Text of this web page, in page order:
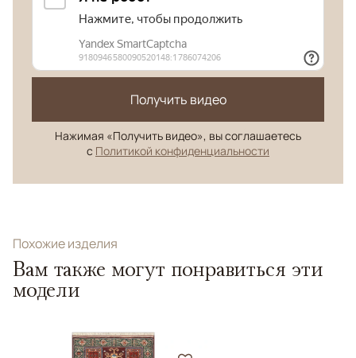
Получить видео
Нажимая «Получить видео», вы соглашаетесь
с Политикой конфиденциальности
Похожие изделия
Вам также могут понравиться эти
модели